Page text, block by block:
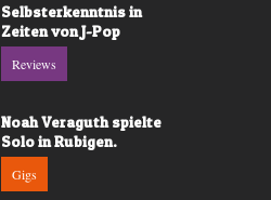
Selbsterkenntnis in
Zeiten von J-Pop
Reviews
Noah Veraguth spielte
Solo in Rubigen.
Gigs